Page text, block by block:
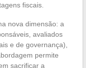
fiscais.
nova dimensão: a
avaliados
e de governança),
permite
sacrificar a